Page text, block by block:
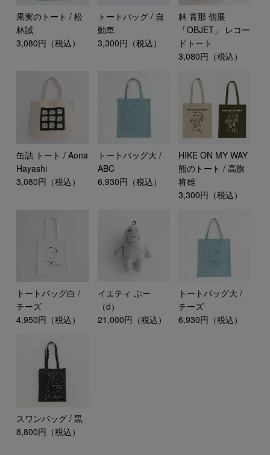
果実のトート / 松
林誠
3,080円（税込）
トートバッグ / 自
動車
3,300円（税込）
林 青那 個展
「OBJET」 レコー
ドトート
3,080円（税込）
缶詰 トート / Aona
Hayashi
3,080円（税込）
トートバッグ大 /
ABC
6,930円（税込）
HIKE ON MY WAY
熊のトート / 高旗
将雄
3,300円（税込）
トートバッグ白 /
チーズ
4,950円（税込）
イエティ ぶー
（d）
21,000円（税込）
トートバッグ大 /
チーズ
6,930円（税込）
スワンバッグ / 黒
8,800円（税込）